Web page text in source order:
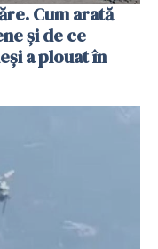
Cum arată
și de ce
a plouat în